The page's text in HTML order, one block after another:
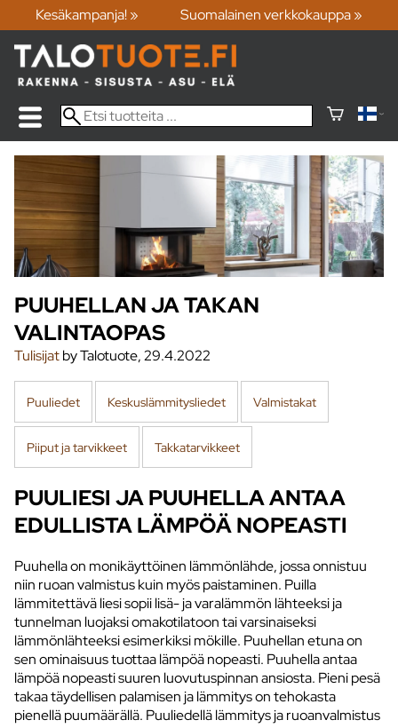
Kesäkampanja! » Suomalainen verkkokauppa »
PUUHELLAN JA TAKAN
VALINTAOPAS
Tulisijatby Talotuote, 29.4.2022
Puuliedet Keskuslämmitysliedet Valmistakat
Piiput ja tarvikkeet Takkatarvikkeet
PUULIESI JA PUUHELLA ANTAA
EDULLISTA LÄMPÖÄ NOPEASTI
Puuhella on monikäyttöinen lämmönlähde, jossa onnistuu
niin ruoan valmistus kuin myös paistaminen. Puilla
lämmitettävä liesi sopii lisä- ja varalämmön lähteeksi ja
tunnelman luojaksi omakotilatoon tai varsinaiseksi
lämmönlähteeksi esimerkiksi mökille. Puuhellan etuna on
sen ominaisuus tuottaa lämpöä nopeasti. Puuhella antaa
lämpöä nopeasti suuren luovutuspinnan ansiosta. Pieni pesä
takaa täydellisen palamisen ja lämmitys on tehokasta
pienellä puumäärällä. Puuliedellä lämmitys ja ruoanvalmistus